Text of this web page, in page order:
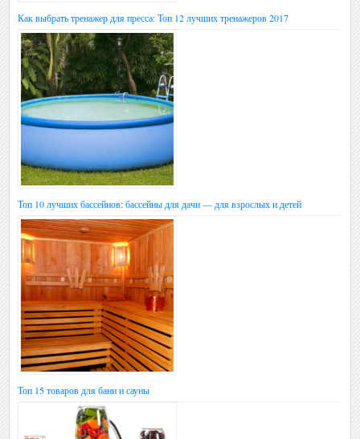
Как выбрать тренажер для пресса: Топ 12 лучших тренажеров 2017
Топ 10 лучших бассейнов: бассейны для дачи — для взрослых и детей
Топ 15 товаров для бани и сауны